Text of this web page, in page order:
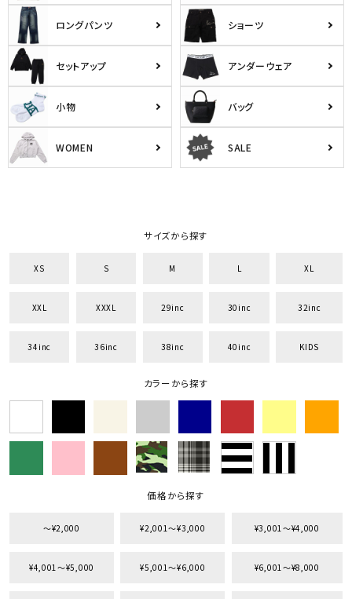
ロングパンツ ショーツ
セットアップ アンダーウェア
小物 バッグ
WOMEN SALE
サイズから探す
XS S M L XL
XXL XXXL 29inc 30inc 32inc
34inc 36inc 38inc 40inc KIDS
カラーから探す
価格から探す
〜¥2,000 ¥2,001〜¥3,000 ¥3,001〜¥4,000
¥4,001〜¥5,000 ¥5,001〜¥6,000 ¥6,001〜¥8,000